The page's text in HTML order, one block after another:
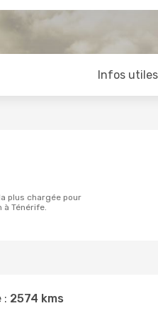
Infos utiles
à Ténérife.
: 2574 kms